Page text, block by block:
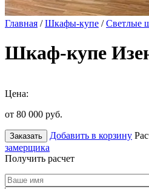
Главная /Шкафы-купе /Светлые
Шкаф-купе
Цена:
от 80 000 руб.
Заказать Добавить в корзину
замерщика
Получить расчет